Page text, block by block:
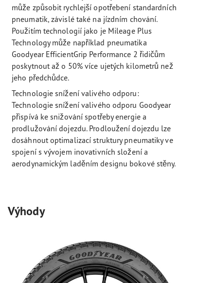
může způsobit rychlejší opotřebení standardních
pneumatik, závislé také na jízdním chování.
Použitím technologií jako je Mileage Plus
Technology může například pneumatika
Goodyear EfficientGrip Performance 2 řidičům
poskytnout až o 50% více ujetých kilometrů než
jeho předchůdce.
Technologie snížení valivého odporu:
Technologie snížení valivého odporu Goodyear
přispívá ke snižování spotřeby energie a
prodlužování dojezdu. Prodloužení dojezdu lze
dosáhnout optimalizací struktury pneumatiky ve
spojení s vývojem inovativních složení a
aerodynamickým laděním designu bokové stěny.
Výhody